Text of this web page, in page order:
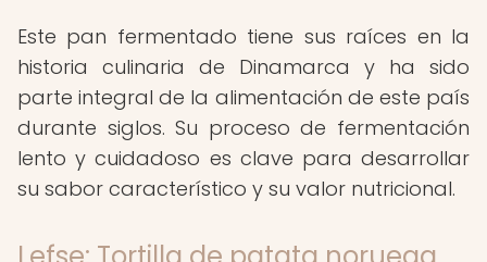
Este pan fermentado tiene sus raíces en la
historia culinaria de Dinamarca y ha sido
parte integral de la alimentación de este país
durante siglos. Su proceso de fermentación
lento y cuidadoso es clave para desarrollar
su sabor característico y su valor nutricional.